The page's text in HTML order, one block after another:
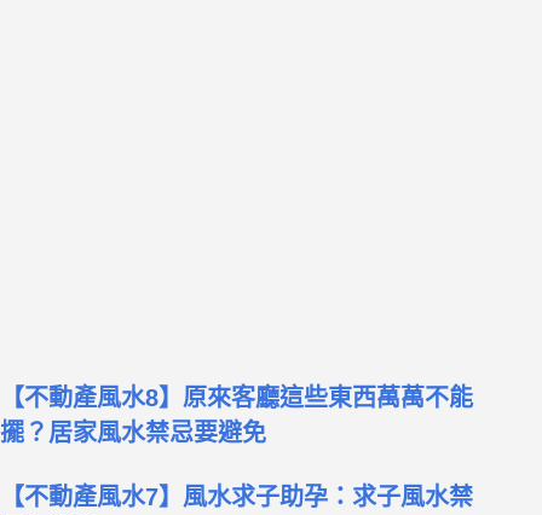
【不動產風水8】原來客廳這些東西萬萬不能
擺？居家風水禁忌要避免
【不動產風水7】風水求子助孕：求子風水禁